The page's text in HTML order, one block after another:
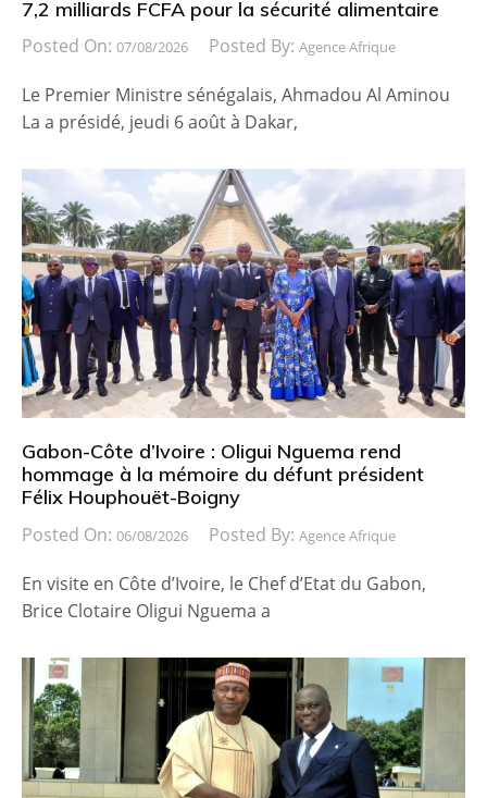
7,2 milliards FCFA pour la sécurité alimentaire
Posted On: 07/08/2026 Posted By: Agence Afrique
Le Premier Ministre sénégalais, Ahmadou Al Aminou
La a présidé, jeudi 6 août à Dakar,
Gabon-Côte d’Ivoire : Oligui Nguema rend
hommage à la mémoire du défunt président
Félix Houphouët-Boigny
Posted On: 06/08/2026 Posted By: Agence Afrique
En visite en Côte d’Ivoire, le Chef d’Etat du Gabon,
Brice Clotaire Oligui Nguema a